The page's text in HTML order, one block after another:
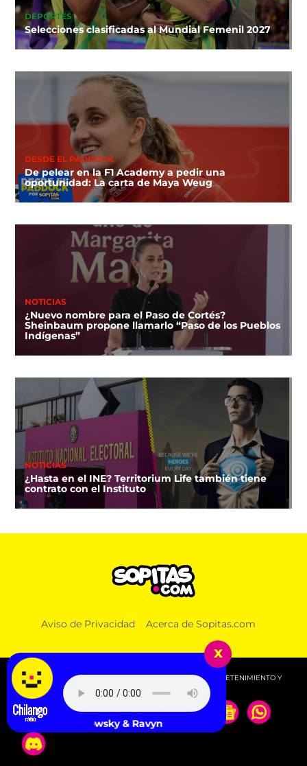
DEPORTES
Selecciones clasificadas al Mundial Femenil 2027
DESDE EL PADDOCK
De pelear en la F1 Academy a pedir una
oportunidad: La carta de Maya Weug
NOTICIAS
¿Nuevo nombre para el Paso de Cortés?
Sheinbaum propone llamarlo “Paso de los Pueblos
Indígenas”
NOTICIAS
¿Hasta en el INE? Territorium Life también tiene
contrato con el Instituto
Aviso de Privacidad Acerca de Sopitas.com
© 2026 SOPITAS.COM - MÚSICA, NOTICIAS, DEPORTES, ENTRETENIMIENTO Y
MÁS!.
x
rusowsky & Ravyn Lenae - pink + pink